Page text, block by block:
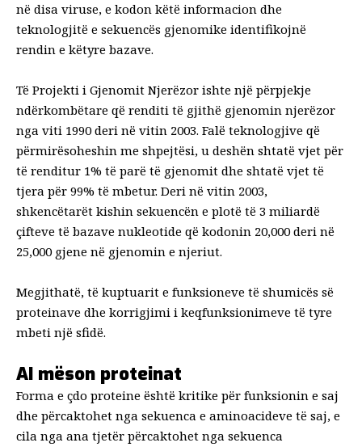
në disa viruse, e kodon këtë informacion dhe
teknologjitë e sekuencës gjenomike identifikojnë
rendin e këtyre bazave.
Të Projekti i Gjenomit Njerëzor ishte një përpjekje
ndërkombëtare që renditi të gjithë gjenomin njerëzor
nga viti 1990 deri në vitin 2003. Falë teknologjive që
përmirësoheshin me shpejtësi, u deshën shtatë vjet për
të renditur 1% të parë të gjenomit dhe shtatë vjet të
tjera për 99% të mbetur. Deri në vitin 2003,
shkencëtarët kishin sekuencën e plotë të 3 miliardë
çifteve të bazave nukleotide që kodonin 20,000 deri në
25,000 gjene në gjenomin e njeriut.
Megjithatë, të kuptuarit e funksioneve të shumicës së
proteinave dhe korrigjimi i keqfunksionimeve të tyre
mbeti një sfidë.
AI mëson proteinat
Forma e çdo proteine ​​është kritike për funksionin e saj
dhe përcaktohet nga sekuenca e aminoacideve të saj, e
cila nga ana tjetër përcaktohet nga sekuenca